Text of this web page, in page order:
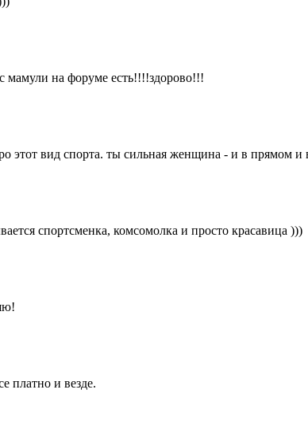
мамули на форуме есть!!!!здорово!!!
этот вид спорта. ты сильная женщина - и в прямом
спортсменка, комсомолка и просто красавица )))
платно и везде.